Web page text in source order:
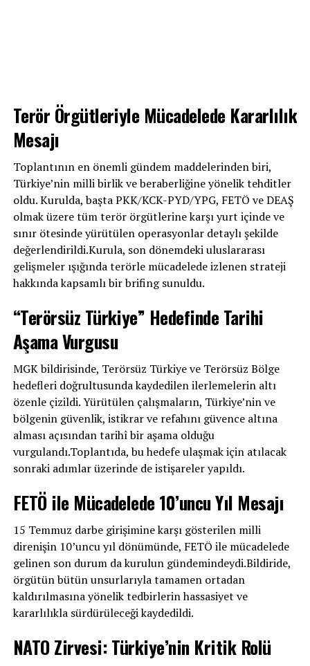
Terör Örgütleriyle Mücadelede Kararlılık
Mesajı
Toplantının en önemli gündem maddelerinden biri,
Türkiye’nin milli birlik ve beraberliğine yönelik tehditler
oldu. Kurulda, başta PKK/KCK-PYD/YPG, FETÖ ve DEAŞ
olmak üzere tüm terör örgütlerine karşı yurt içinde ve
sınır ötesinde yürütülen operasyonlar detaylı şekilde
değerlendirildi.Kurula, son dönemdeki uluslararası
gelişmeler ışığında terörle mücadelede izlenen strateji
hakkında kapsamlı bir brifing sunuldu.
“Terörsüz Türkiye” Hedefinde Tarihi
Aşama Vurgusu
MGK bildirisinde, Terörsüz Türkiye ve Terörsüz Bölge
hedefleri doğrultusunda kaydedilen ilerlemelerin altı
özenle çizildi. Yürütülen çalışmaların, Türkiye’nin ve
bölgenin güvenlik, istikrar ve refahını güvence altına
alması açısından tarihî bir aşama olduğu
vurgulandı.Toplantıda, bu hedefe ulaşmak için atılacak
sonraki adımlar üzerinde de istişareler yapıldı.
FETÖ ile Mücadelede 10’uncu Yıl Mesajı
15 Temmuz darbe girişimine karşı gösterilen milli
direnişin 10’uncu yıl dönümünde, FETÖ ile mücadelede
gelinen son durum da kurulun gündemindeydi.Bildiride,
örgütün bütün unsurlarıyla tamamen ortadan
kaldırılmasına yönelik tedbirlerin hassasiyet ve
kararlılıkla sürdürüleceği kaydedildi.
NATO Zirvesi: Türkiye’nin Kritik Rolü